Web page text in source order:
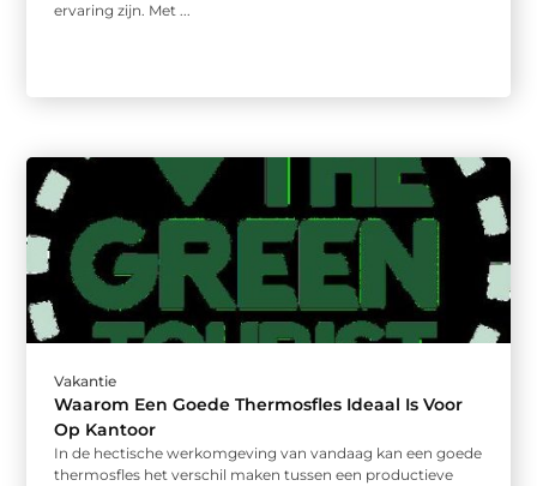
ervaring zijn. Met ...
Vakantie
Waarom Een Goede Thermosfles Ideaal Is Voor
Op Kantoor
In de hectische werkomgeving van vandaag kan een goede
thermosfles het verschil maken tussen een productieve